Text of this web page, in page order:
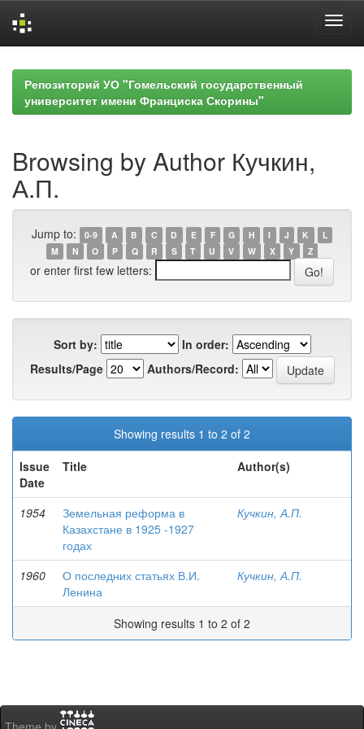
navigationРепозиторий УО "Гомельский государственный
университет имени Франциска Скорины"
Browsing by Author Кучкин,
А.П.
Jump to: 0-9 A B C D E F G H I J K
L
M
N O P Q R S T U V W X Y Z
or enter first few letters:
Sort by:
In order:
Results/Page
Authors/Record:
Showing results 1 to 2 of 2
Issue
Date
Title Author(s)
1954
Земельная реформа в
Казахстане в 1925 -1927
годах
Кучкин, А.П.
1960
О последних статьях В.И.
Ленина
Кучкин, А.П.
Showing results 1 to 2 of 2